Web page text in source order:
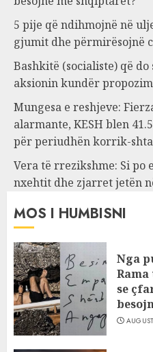
5 pije që ndihmojnë në
gjumit dhe përmirësojnë
Bashkitë (socialiste) që
aksionin kundër
Mungesa e reshjeve:
alarmante, KESH blen
për periudhën korrik-
Vera të rrezikshme: Si po
nxehtit dhe zjarret jetën
MOS I HUMBISNI
Nga
se